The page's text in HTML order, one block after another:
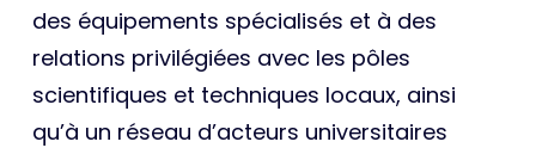
des équipements spécialisés et à des
relations privilégiées avec les pôles
scientifiques et techniques locaux, ainsi
qu’à un réseau d’acteurs universitaires